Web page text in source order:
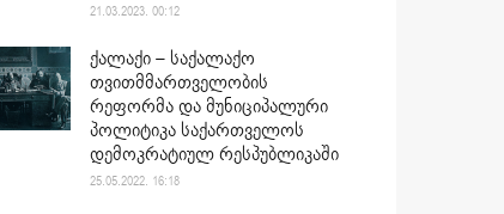
21.03.2023. 00:12
ქალაქი – საქალაქო
თვითმმართველობის
რეფორმა და მუნიციპალური
პოლიტიკა საქართველოს
დემოკრატიულ რესპუბლიკაში
25.05.2022. 16:18